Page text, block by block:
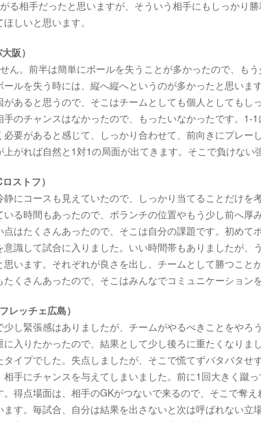
る相手だったと思いますが、そういう相手にもしっかり
しいと思います。
阪）
ん。前半は簡単にボールを失うことが多かったので、も
ルを失う時には、縦へ縦へというのが多かったと思いま
あると思うので、そこはチームとしても個人としてもし
のチャンスはなかったので、もったいなかったです。1-
要があると感じて、しっかり合わせて、前向きにプレー
がれば自然と1対1の局面が出てきます。そこで負けない
ストフ）
にコースも見えていたので、しっかり当てることだけを
る時間もあったので、ボランチの位置やもう少し前へ厚
はたくさんあったので、そこは自分の課題です。初めて
識して試合に入りました。いい時間帯もありましたが、
います。それぞれが良さを出し、チームとして勝つこと
くさんあったので、そこはみんなでコミュニケーション
レッチェ広島）
し緊張感はありましたが、チームがやるべきことをやろ
入りたかったので、結果として少し後ろに重たくなりまし
イプでした。失点しましたが、そこで慌てずバタバタせ
手にチャンスを与えてしまいました。前に1回大きく蹴
得点場面は、相手のGKがつないで来るので、そこで奪
す。毎試合、自分は結果を出さないと次は呼ばれない立